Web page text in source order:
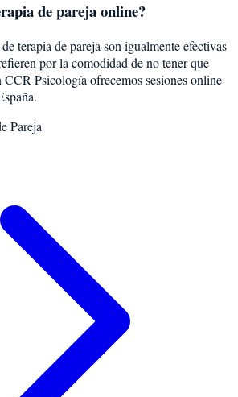
de pareja online?
terapia de pareja son igualmente efectivas
por la comodidad de no tener que
CCR Psicología ofrecemos sesiones online
Pareja